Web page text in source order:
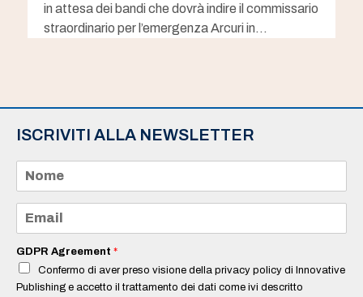
in attesa dei bandi che dovrà indire il commissario
straordinario per l’emergenza Arcuri in…
ISCRIVITI ALLA NEWSLETTER
m
e
a
i
*
GDPR Agreement *
Confermo di aver preso visione della privacy policy di Innovative
Publishing e accetto il trattamento dei dati come ivi descritto